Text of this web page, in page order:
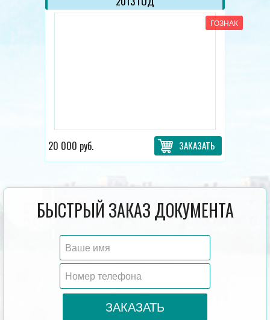
ГОЗНАК
20 000 руб. ЗАКАЗАТЬ
БЫСТРЫЙ ЗАКАЗ ДОКУМЕНТА
ЗАКАЗАТЬ